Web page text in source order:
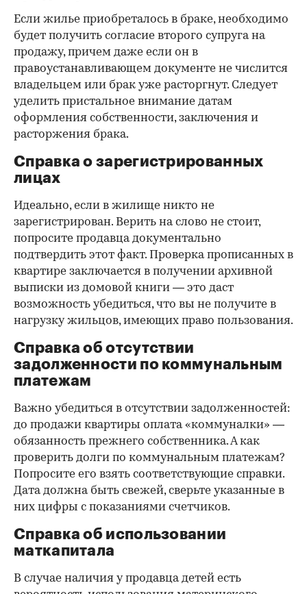
Если жилье приобреталось в браке, необходимо
будет получить согласие второго супруга на
продажу, причем даже если он в
правоустанавливающем документе не числится
владельцем или брак уже расторгнут. Следует
уделить пристальное внимание датам
оформления собственности, заключения и
расторжения брака.
Справка о зарегистрированных
лицах
Идеально, если в жилище никто не
зарегистрирован. Верить на слово не стоит,
попросите продавца документально
подтвердить этот факт. Проверка прописанных в
квартире заключается в получении архивной
выписки из домовой книги — это даст
возможность убедиться, что вы не получите в
нагрузку жильцов, имеющих право пользования.
Справка об отсутствии
задолженности по коммунальным
платежам
Важно убедиться в отсутствии задолженностей:
до продажи квартиры оплата «коммуналки» —
обязанность прежнего собственника. А как
проверить долги по коммунальным платежам?
Попросите его взять соответствующие справки.
Дата должна быть свежей, сверьте указанные в
них цифры с показаниями счетчиков.
Справка об использовании
маткапитала
В случае наличия у продавца детей есть